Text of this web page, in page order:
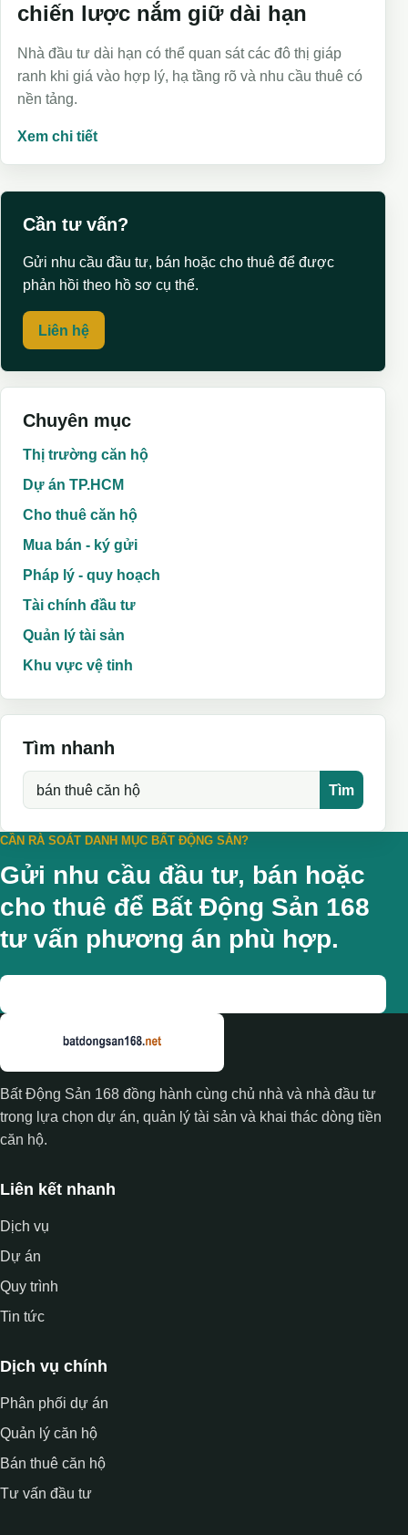
chiến lược nắm giữ dài hạn
Nhà đầu tư dài hạn có thể quan sát các đô thị giáp
ranh khi giá vào hợp lý, hạ tầng rõ và nhu cầu thuê có
nền tảng.
Xem chi tiết
Cần tư vấn?
Gửi nhu cầu đầu tư, bán hoặc cho thuê để được
phản hồi theo hồ sơ cụ thể.
Liên hệ
Chuyên mục
Thị trường căn hộ
Dự án TP.HCM
Cho thuê căn hộ
Mua bán - ký gửi
Pháp lý - quy hoạch
Tài chính đầu tư
Quản lý tài sản
Khu vực vệ tinh
Tìm nhanh
Tìm kiếm
Tìm
CẦN RÀ SOÁT DANH MỤC BẤT ĐỘNG SẢN?
Gửi nhu cầu đầu tư, bán hoặc
cho thuê để Bất Động Sản 168
tư vấn phương án phù hợp.
Bất Động Sản 168 đồng hành cùng chủ nhà và nhà đầu tư
trong lựa chọn dự án, quản lý tài sản và khai thác dòng tiền
căn hộ.
Liên kết nhanh
Dịch vụ
Dự án
Quy trình
Tin tức
Dịch vụ chính
Phân phối dự án
Quản lý căn hộ
Bán thuê căn hộ
Tư vấn đầu tư